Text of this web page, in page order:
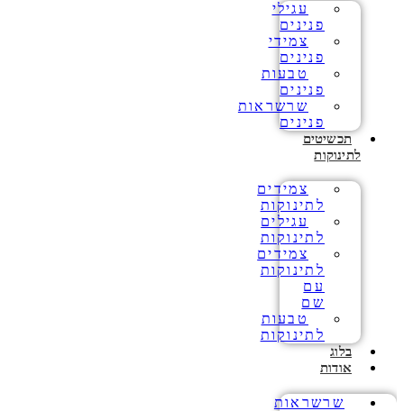
עגילי
פנינים
צמידי
פנינים
טבעות
פנינים
שרשראות
פנינים
תכשיטים
לתינוקות
צמידים
לתינוקות
עגילים
לתינוקות
צמידים
לתינוקות
עם
שם
טבעות
לתינוקות
בלוג
אודות
שרשראות